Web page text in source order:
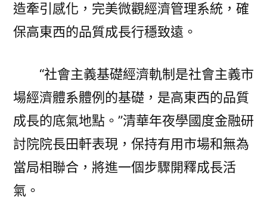
造牽引感化，完美微觀經濟管理系統，確
保高東西的品質成長行穩致遠。
“社會主義基礎經濟軌制是社會主義市
場經濟體系體例的基礎，是高東西的品質
成長的底氣地點。”清華年夜學國度金融研
討院院長田軒表現，保持有用市場和無為
當局相聯合，將進一個步驟開釋成長活
氣。